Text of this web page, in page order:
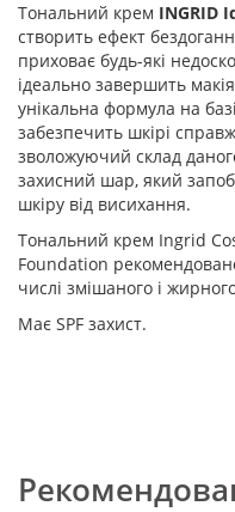
Тональний крем INGRID
створить ефект
приховає будь-які
ідеально завершить
унікальна формула на
забезпечить шкірі
зволожуючий склад
захисний шар, який
шкіру від висихання.
Тональний крем Ingrid
Foundation
числі змішаного і
Має SPF захист.